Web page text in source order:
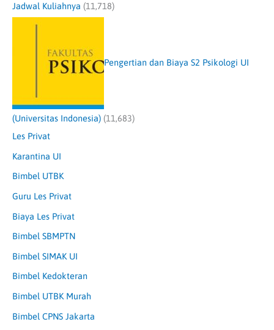
Jadwal Kuliahnya (11,718)
Pengertian dan Biaya S2 Psikologi UI
(Universitas Indonesia) (11,683)
Les Privat
Karantina UI
Bimbel UTBK
Guru Les Privat
Biaya Les Privat
Bimbel SBMPTN
Bimbel SIMAK UI
Bimbel Kedokteran
Bimbel UTBK Murah
Bimbel CPNS Jakarta